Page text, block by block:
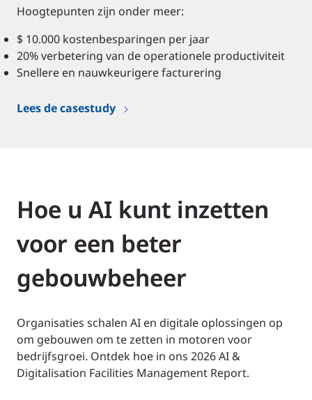
Hoogtepunten zijn onder meer:
$ 10.000 kostenbesparingen per jaar
20% verbetering van de operationele productiviteit
Snellere en nauwkeurigere facturering
Lees de casestudy
Hoe u AI kunt inzetten
voor een beter
gebouwbeheer
Organisaties schalen AI en digitale oplossingen op
om gebouwen om te zetten in motoren voor
bedrijfsgroei. Ontdek hoe in ons 2026 AI &
Digitalisation Facilities Management Report.